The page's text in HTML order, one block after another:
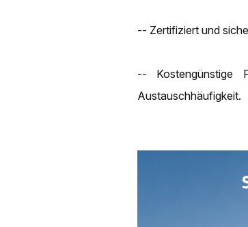
-- Zertifiziert und
-- Kostengünstige
Austauschhäufigkeit.